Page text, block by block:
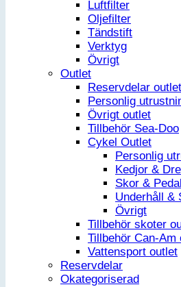
Luftfilter
Oljefilter
Tändstift
Verktyg
Övrigt
Outlet
Reservdelar outlet
Personlig
Övrigt outlet
Tillbehör Sea-Doo
Cykel Outlet
Personlig
Kedjor &
Skor &
Underhåll &
Övrigt
Tillbehör skoter
Tillbehör Can-Am
Vattensport outlet
Reservdelar
Okategoriserad